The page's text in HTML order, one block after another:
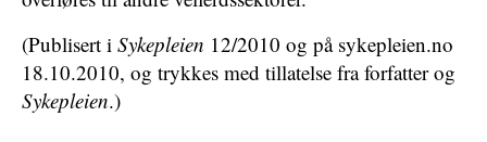
(Publisert i Sykepleien 12/2010 og på sykepleien.no
18.10.2010, og trykkes med tillatelse fra forfatter og
Sykepleien.)